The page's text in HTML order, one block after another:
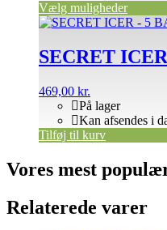
Vælg muligheder
SECRET
469,00 kr.
På lager
Kan afsendes i
Tilføj til kurv
Vores mest
Relaterede varer